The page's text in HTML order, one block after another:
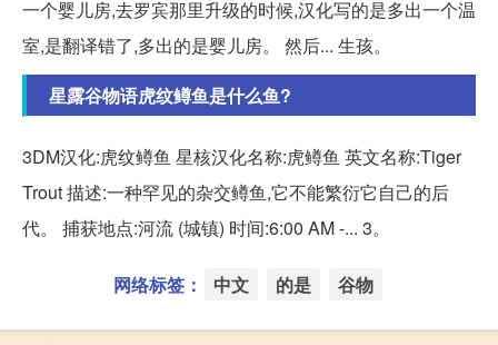
一个婴儿房,去罗宾那里升级的时候,汉化写的是多出一个温
室,是翻译错了,多出的是婴儿房。 然后... 生孩。
星露谷物语虎纹鳟鱼是什么鱼?
3DM汉化:虎纹鳟鱼 星核汉化名称:虎鳟鱼 英文名称:Tiger
Trout 描述:一种罕见的杂交鳟鱼,它不能繁衍它自己的后
代。 捕获地点:河流 (城镇) 时间:6:00 AM -... 3。
网络标签： 中文 的是 谷物